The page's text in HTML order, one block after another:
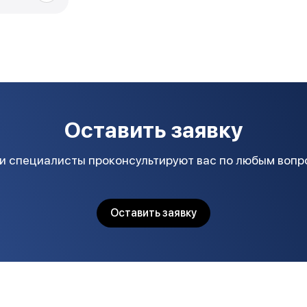
Оставить заявку
специалисты проконсультируют вас по любым
Оставить заявку